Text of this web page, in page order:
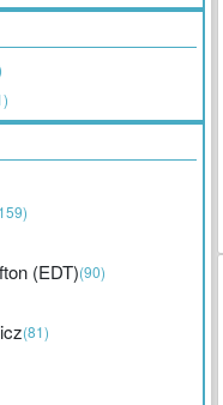
(EDT)(90)
(81)